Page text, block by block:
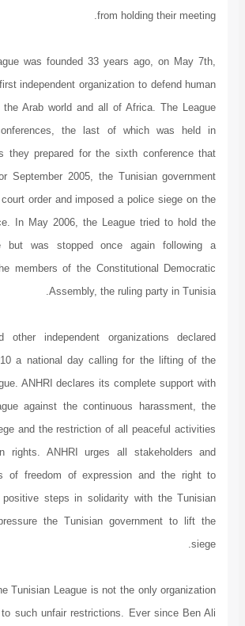
from holding their meeting.
was founded 33 years ago, on May 7th,
independent organization to defend human
Arab world and all of Africa. The League
the last of which was held in
they prepared for the sixth conference that
September 2005, the Tunisian government
order and imposed a police siege on the
In May 2006, the League tried to hold the
but was stopped once again following a
members of the Constitutional Democratic
Assembly, the ruling party in Tunisia.
other independent organizations declared
a national day calling for the lifting of the
ANHRI declares its complete support with
against the continuous harassment, the
and the restriction of all peaceful activities
rights. ANHRI urges all stakeholders and
of freedom of expression and the right to
steps in solidarity with the Tunisian
the Tunisian government to lift the
siege.
Tunisian League is not the only organization
such unfair restrictions. Ever since Ben Ali